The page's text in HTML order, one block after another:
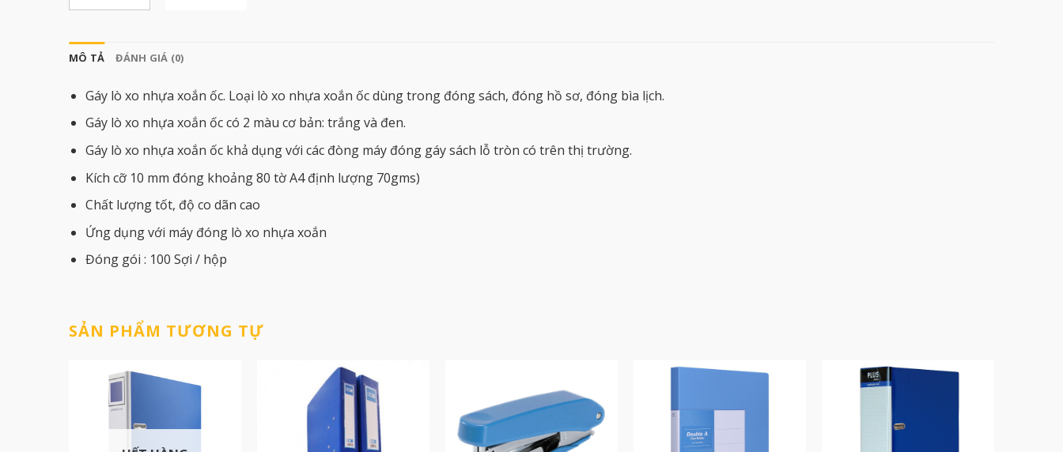
MÔ TẢ ĐÁNH GIÁ (0)
Gáy lò xo nhựa xoắn ốc. Loại lò xo nhựa xoắn ốc dùng trong đóng sách, đóng hồ sơ, đóng bìa lịch.
Gáy lò xo nhựa xoắn ốc có 2 màu cơ bản: trắng và đen.
Gáy lò xo nhựa xoắn ốc khả dụng với các đòng máy đóng gáy sách lỗ tròn có trên thị trường.
Kích cỡ 10 mm đóng khoảng 80 tờ A4 định lượng 70gms)
Chất lượng tốt, độ co dãn cao
Ứng dụng với máy đóng lò xo nhựa xoắn
Đóng gói : 100 Sợi / hộp
SẢN PHẨM TƯƠNG TỰ